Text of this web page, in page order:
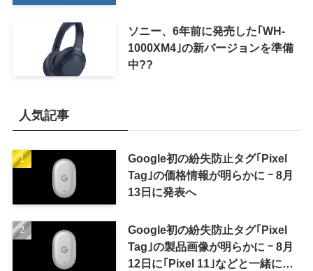
ソニー、6年前に発売した｢WH-
1000XM4｣の新バージョンを準備
中??
人気記事
Google初の紛失防止タグ｢Pixel
Tag｣の価格情報が明らかに ｰ 8月
13日に発表へ
Google初の紛失防止タグ｢Pixel
Tag｣の製品画像が明らかに ｰ 8月
12日に｢Pixel 11｣などと一緒に発